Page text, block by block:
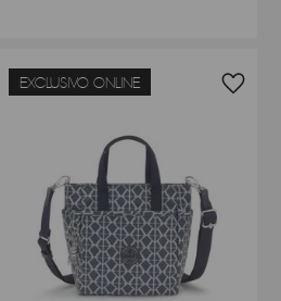
EXCLUSIVO ONLINE